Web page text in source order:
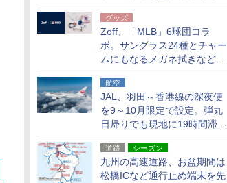
分、えきねっと限定
グッズ
Zoff、「MLB」6球団コラ
ボ。サングラス24種とチャー
ムにもなるメガネ拭きなど雑
貨24種
航空
JAL、羽田～香港線の深夜便
を9～10月限定で設定。弾丸
日帰りでも現地に19時間滞在
できる
道路 シーズン
九州の高速道路、お盆期間は
松橋ICなど通行止め端末を先